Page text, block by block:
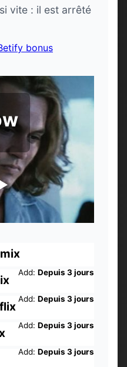
vite : il est arrêté
bonus
Add: Depuis 3 jours
Add: Depuis 3 jours
Add: Depuis 3 jours
Add: Depuis 3 jours